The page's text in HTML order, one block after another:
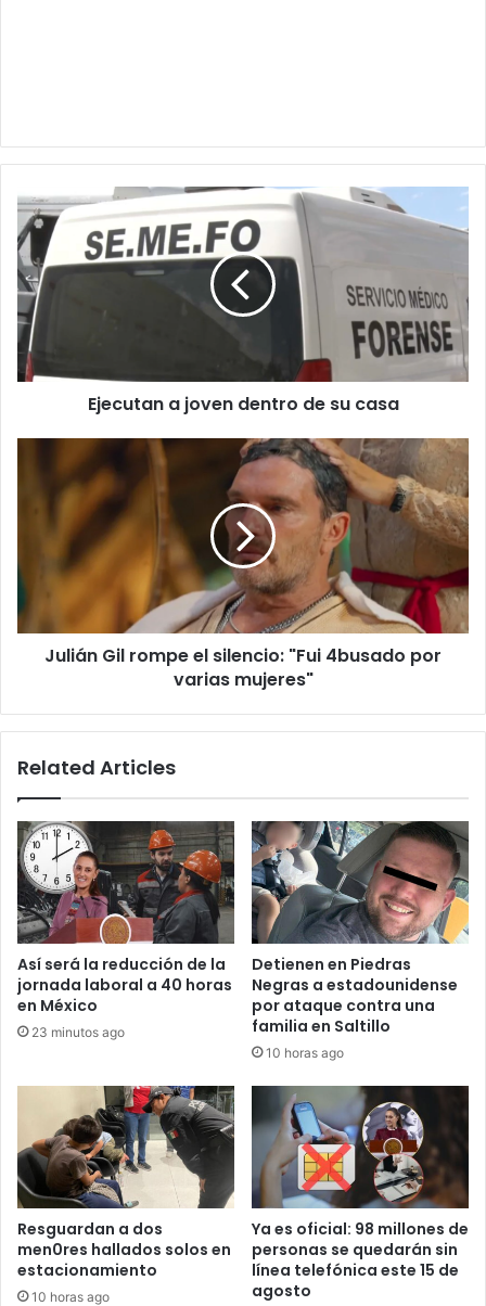
Ejecutan
joven
dentro
de
su
casa
Ejecutan a joven dentro de su casa
silencio:
"Fui
4busado
por
varias
mujeres"
Julián Gil rompe el silencio: "Fui 4busado por
varias mujeres"
Related Articles
Así será la reducción de la
jornada laboral a 40 horas
en México
23 minutos ago
Detienen en Piedras
Negras a estadounidense
por ataque contra una
familia en Saltillo
10 horas ago
Resguardan a dos
men0res hallados solos en
estacionamiento
10 horas ago
Ya es oficial: 98 millones de
personas se quedarán sin
línea telefónica este 15 de
agosto